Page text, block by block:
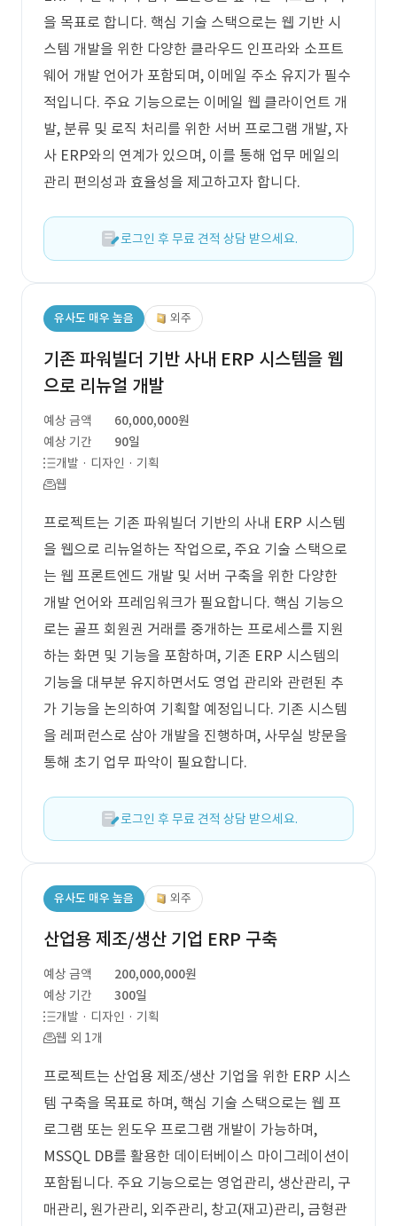
을 목표로 합니다. 핵심 기술 스택으로는 웹 기반 시
스템 개발을 위한 다양한 클라우드 인프라와 소프트
웨어 개발 언어가 포함되며, 이메일 주소 유지가 필수
적입니다. 주요 기능으로는 이메일 웹 클라이언트 개
발, 분류 및 로직 처리를 위한 서버 프로그램 개발, 자
사 ERP와의 연계가 있으며, 이를 통해 업무 메일의
관리 편의성과 효율성을 제고하고자 합니다.
로그인 후 무료 견적 상담 받으세요.
유사도 매우 높음 외주
기존 파워빌더 기반 사내 ERP 시스템을 웹
으로 리뉴얼 개발
예상 금액
60,000,000원
예상 기간
90일
개발 · 디자인 · 기획
웹
프로젝트는 기존 파워빌더 기반의 사내 ERP 시스템
을 웹으로 리뉴얼하는 작업으로, 주요 기술 스택으로
는 웹 프론트엔드 개발 및 서버 구축을 위한 다양한
개발 언어와 프레임워크가 필요합니다. 핵심 기능으
로는 골프 회원권 거래를 중개하는 프로세스를 지원
하는 화면 및 기능을 포함하며, 기존 ERP 시스템의
기능을 대부분 유지하면서도 영업 관리와 관련된 추
가 기능을 논의하여 기획할 예정입니다. 기존 시스템
을 레퍼런스로 삼아 개발을 진행하며, 사무실 방문을
통해 초기 업무 파악이 필요합니다.
로그인 후 무료 견적 상담 받으세요.
유사도 매우 높음 외주
산업용 제조/생산 기업 ERP 구축
예상 금액
200,000,000원
예상 기간
300일
개발 · 디자인 · 기획
웹 외 1개
프로젝트는 산업용 제조/생산 기업을 위한 ERP 시스
템 구축을 목표로 하며, 핵심 기술 스택으로는 웹 프
로그램 또는 윈도우 프로그램 개발이 가능하며,
MSSQL DB를 활용한 데이터베이스 마이그레이션이
포함됩니다. 주요 기능으로는 영업관리, 생산관리, 구
매관리, 원가관리, 외주관리, 창고(재고)관리, 금형관